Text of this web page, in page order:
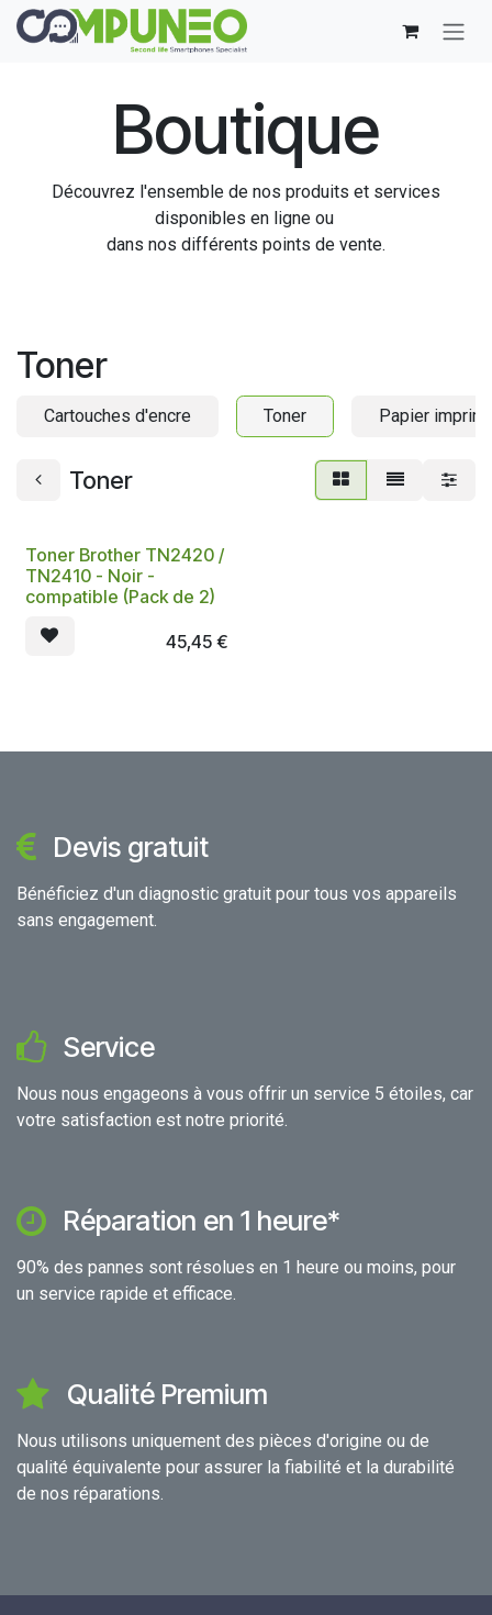
Se rendre au contenu
Boutique
Découvrez l'ensemble de nos produits et services
disponibles en ligne ou
dans nos différents points de vente.
Toner
Cartouches d'encre Toner Papier
Toner
Toner Brother TN2420 /
TN2410 - Noir -
compatible (Pack de 2)
45,45€
Devis gratuit
Bénéficiez d'un diagnostic gratuit pour tous vos appareils
sans engagement.
Service
Nous nous engageons à vous offrir un service 5 étoiles, car
votre satisfaction est notre priorité.
Réparation en 1 heure*
90% des pannes sont résolues en 1 heure ou moins, pour
un service rapide et efficace.
Qualité Premium
Nous utilisons uniquement des pièces d'origine ou de
qualité équivalente pour assurer la fiabilité et la durabilité
de nos réparations.